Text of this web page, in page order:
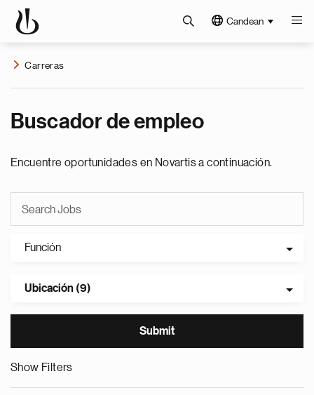
Candean
Carreras
Buscador de empleo
Encuentre oportunidades en Novartis a continuación.
Función
Ubicación (9)
Show Filters